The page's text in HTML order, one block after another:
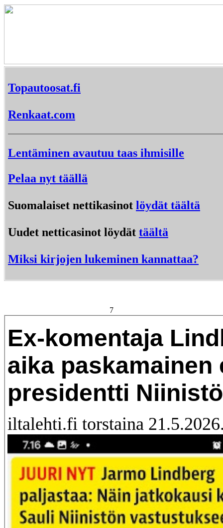
Topautoosat.fi
Renkaat.com
Lentäminen avautuu taas ihmisille
Pelaa nyt täällä
Suomalaiset nettikasinot löydät täältä
Uudet netticasinot löydät täältä
Miksi kirjojen lukeminen kannattaa?
7
Ex-komentaja
aika paskamainen
presidentti
iltalehti.fi torstaina